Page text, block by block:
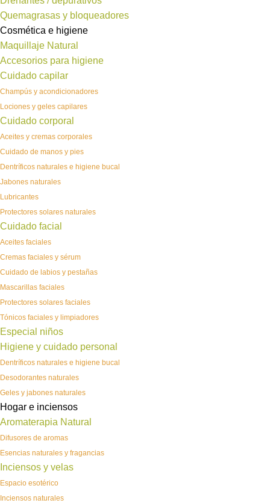
Quemagrasas y bloqueadores
Cosmética e higiene
Maquillaje Natural
Accesorios para higiene
Cuidado capilar
Champús y acondicionadores
Lociones y geles capilares
Cuidado corporal
Aceites y cremas corporales
Cuidado de manos y pies
Dentríficos naturales e higiene bucal
Jabones naturales
Lubricantes
Protectores solares naturales
Cuidado facial
Aceites faciales
Cremas faciales y sérum
Cuidado de labios y pestañas
Mascarillas faciales
Protectores solares faciales
Tónicos faciales y limpiadores
Especial niños
Higiene y cuidado personal
Dentríficos naturales e higiene bucal
Desodorantes naturales
Geles y jabones naturales
Hogar e inciensos
Aromaterapia Natural
Difusores de aromas
Esencias naturales y fragancias
Inciensos y velas
Espacio esotérico
Inciensos naturales